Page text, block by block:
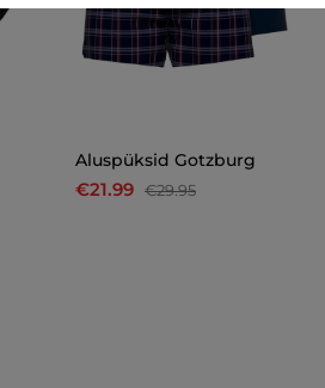
Aluspüksid Gotzburg
€21.99 €29.95